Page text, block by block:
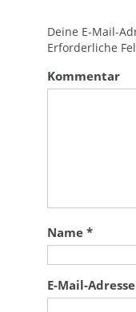
Deine E-Mail-
Erforderliche
Kommentar
Name*
E-Mail-